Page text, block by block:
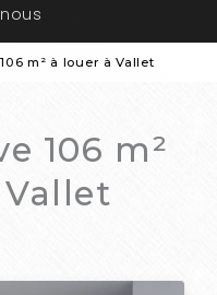
m² à louer à Vallet
106 m²